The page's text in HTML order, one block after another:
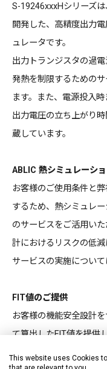
S-19246xxxHシリーズ
開発した、高精度出力
ュレータです。
出力トランジスタの過
発熱を制限するための
ます。また、電源投入
出力電圧の立ち上がり
蔵しています。
ABLIC 熱シミュレーシ
お客様のご使用条件と
するため、熱シミュレ
のサービスをご活用い
計におけるリスクの低
サービスの実施について
FIT値のご提供
お客様の機能安全設計
て算出したFIT値を提供
は
販売窓口 までお問い
This website uses Cookies